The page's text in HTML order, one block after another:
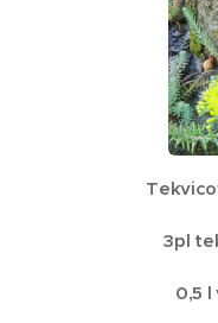
3pl
0,5 l